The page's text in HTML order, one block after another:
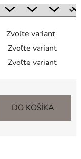
Zvoľte variant
Zvoľte variant
Zvoľte variant
DO KOŠÍKA